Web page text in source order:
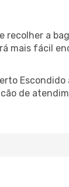
recolher a
mais fácil
de